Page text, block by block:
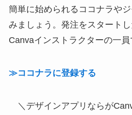
簡単に始められるココナラや
みましょう。発注をスタート
Canvaインストラクターの一員
≫ココナラに登録する
＼デザインアプリならが